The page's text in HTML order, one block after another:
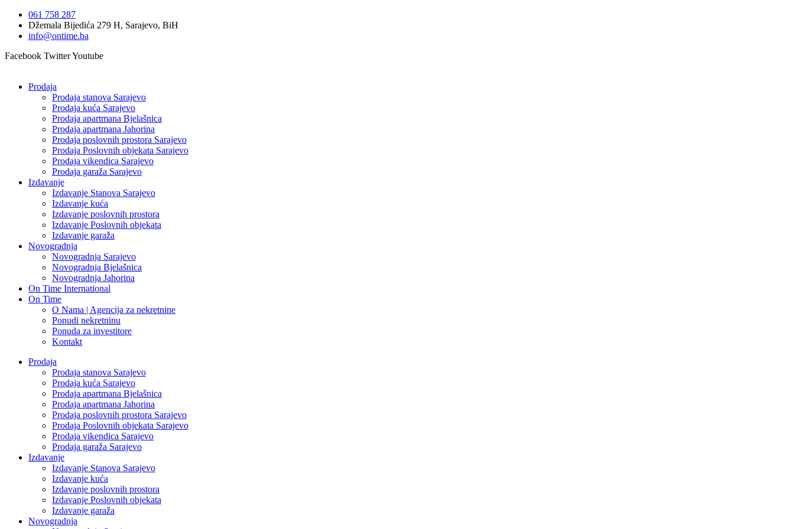
sadržaj
061 758 287
Džemala Bijedića 279 H, Sarajevo, BiH
info@ontime.ba
Facebook TwitterYoutube
Prodaja
Prodaja stanova Sarajevo
Prodaja kuća Sarajevo
Prodaja apartmana Bjelašnica
Prodaja apartmana Jahorina
Prodaja poslovnih prostora Sarajevo
Prodaja Poslovnih objekata Sarajevo
Prodaja vikendica Sarajevo
Prodaja garaža Sarajevo
Izdavanje
Izdavanje Stanova Sarajevo
Izdavanje kuća
Izdavanje poslovnih prostora
Izdavanje Poslovnih objekata
Izdavanje garaža
Novogradnja
Novogradnja Sarajevo
Novogradnja Bjelašnica
Novogradnja Jahorina
On Time International
On Time
O Nama | Agencija za nekretnine
Ponudi nekretninu
Ponuda za investitore
Kontakt
Prodaja
Prodaja stanova Sarajevo
Prodaja kuća Sarajevo
Prodaja apartmana Bjelašnica
Prodaja apartmana Jahorina
Prodaja poslovnih prostora Sarajevo
Prodaja Poslovnih objekata Sarajevo
Prodaja vikendica Sarajevo
Prodaja garaža Sarajevo
Izdavanje
Izdavanje Stanova Sarajevo
Izdavanje kuća
Izdavanje poslovnih prostora
Izdavanje Poslovnih objekata
Izdavanje garaža
Novogradnja